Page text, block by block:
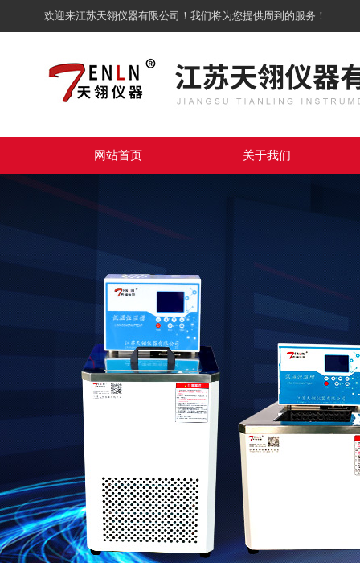
欢迎来江苏天翎仪器有限公司！我们将为您提供周到的服务！
网站首页 关于我们